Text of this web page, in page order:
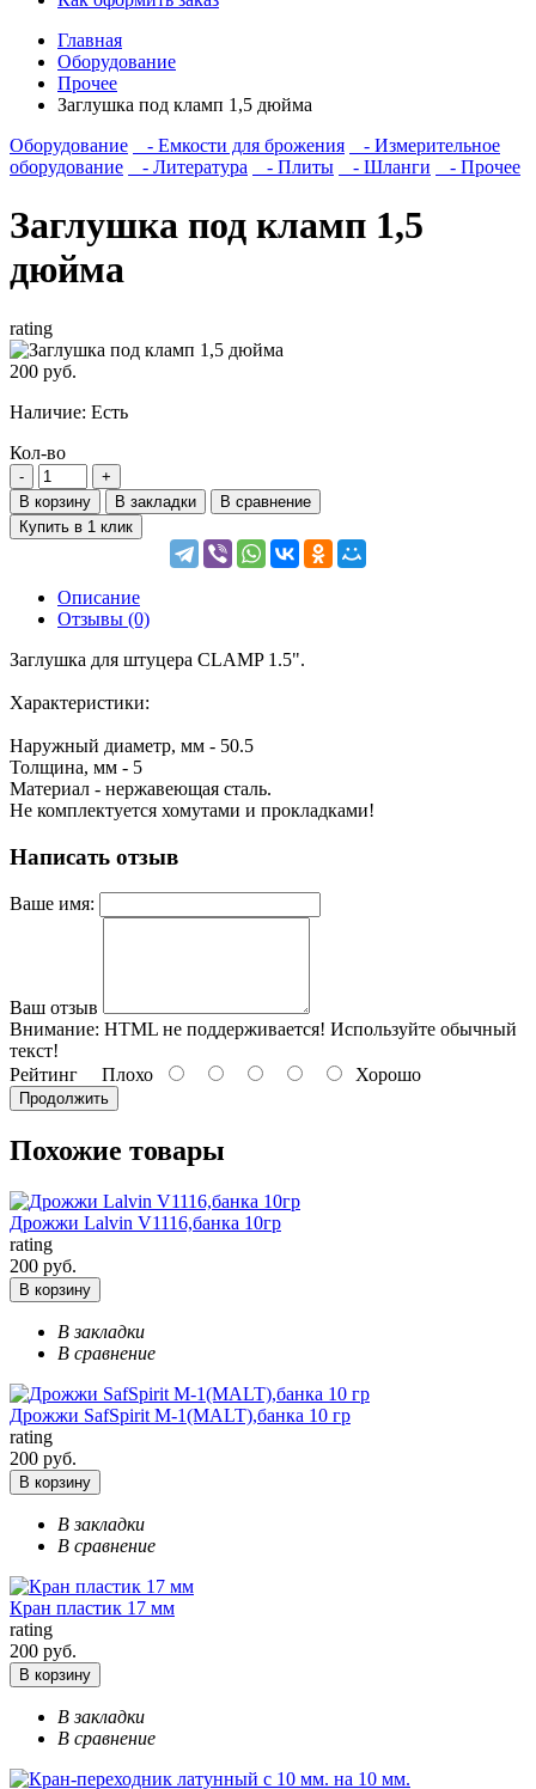
Главная
Оборудование
Прочее
Заглушка под кламп 1,5 дюйма
Оборудование
- Емкости для брожения
- Измерительное
оборудование
- Литература - Плиты - Шланги - Прочее
Заглушка под кламп 1,5
дюйма
rating
200 руб.
Наличие: Есть
Кол-во
В корзину В закладки
В сравнение
Купить в 1 клик
Описание
Отзывы (0)
Заглушка для штуцера CLAMP 1.5".
Характеристики:
Наружный диаметр, мм - 50.5
Толщина, мм - 5
Материал - нержавеющая сталь.
Не комплектуется хомутами и прокладками!
Написать отзыв
Ваше имя:
Ваш отзыв
Внимание: HTML не поддерживается! Используйте обычный
текст!
Рейтинг Плохо Хорошо
Продолжить
Похожие товары
Дрожжи Lalvin V1116,банка 10гр
rating
200 руб.
В корзину
В закладки
В сравнение
Дрожжи SafSpirit M-1(MALT),банка 10 гр
rating
200 руб.
В корзину
В закладки
В сравнение
Кран пластик 17 мм
rating
200 руб.
В корзину
В закладки
В сравнение